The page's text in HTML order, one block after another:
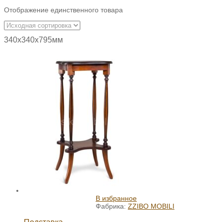
Отображение единственного товара
340х340х795мм
В избранное
Фабрика: ZZIBO MOBILI